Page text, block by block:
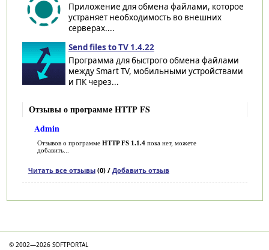
Приложение для обмена файлами, которое
устраняет необходимость во внешних
серверах....
Send files to TV 1.4.22
Программа для быстрого обмена файлами
между Smart TV, мобильными устройствами
и ПК через...
Отзывы о программе HTTP FS
Admin
Отзывов о программе HTTP FS 1.1.4пока нет, можете
добавить...
Читать все отзывы(0) / Добавить отзыв
© 2002—2026 SOFTPORTAL